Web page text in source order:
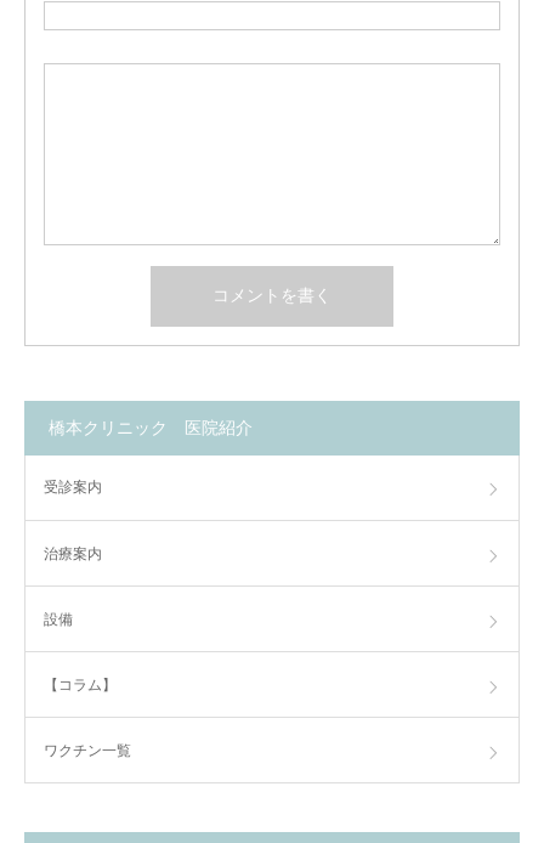
橋本クリニック 医院紹介
受診案内
治療案内
設備
【コラム】
ワクチン一覧